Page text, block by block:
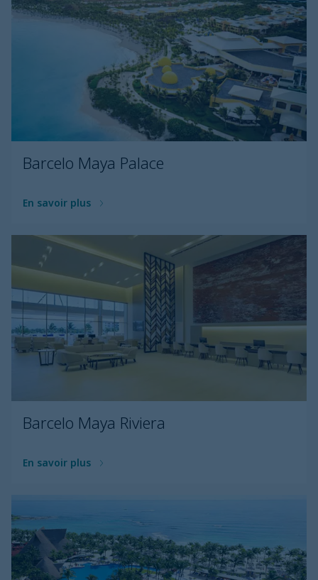
Barcelo Maya Palace
En savoir plus
Barcelo Maya Riviera
En savoir plus